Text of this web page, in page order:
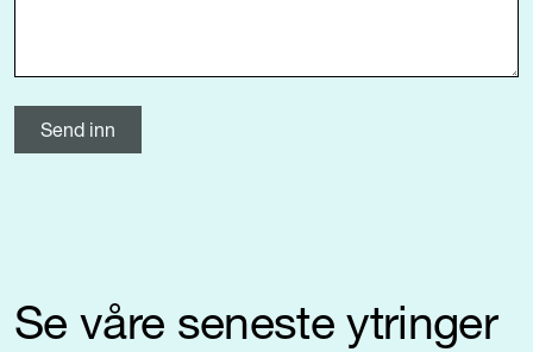
Se våre seneste ytringer